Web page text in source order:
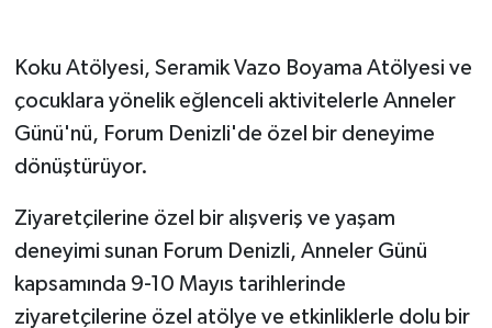
Koku Atölyesi, Seramik Vazo Boyama Atölyesi ve
çocuklara yönelik eğlenceli aktivitelerle Anneler
Günü'nü, Forum Denizli'de özel bir deneyime
dönüştürüyor.
Ziyaretçilerine özel bir alışveriş ve yaşam
deneyimi sunan Forum Denizli, Anneler Günü
kapsamında 9-10 Mayıs tarihlerinde
ziyaretçilerine özel atölye ve etkinliklerle dolu bir
Gayrimenkul
GENEL
Güvenlik
HABERDE İNSAN